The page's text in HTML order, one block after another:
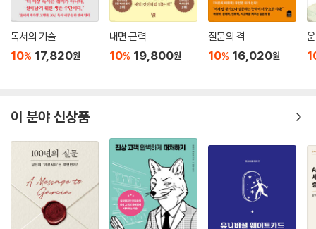
--- p.206
“통계적으로 한번 살펴보죠. 제 데이터에 따르면 누구나 인생에서 2~5번
요.” ‘퀀텀 점프’라는 표현에 관심이 갔다. 계단을 뛰어오르듯 한 번에 더 높
은 곳으로 올라갈 수 있다는 의미였다. 서윤을 다시 만나게 된 그 순간이 내
인생에 찾아온 퀀텀 점프는 아니었을까? “꼭 그 기회를 잡고 싶어요. 노트
쓰는 법을 자세하게 가르쳐주세요.” “문장은 단순한 것이 더 좋아요. ‘나는
가지고 있다(I have~)’로 지금 자신에게 있는 것을 적고 ‘나는 느낀다(I fe
el~)’로 자신의 감정을 표현하면 돼요. 그 뒤에 감사나 감탄의 표현을 덧붙
여도 멋지겠죠. 매일 쓰는 분들도 있지만 저는 한 주에 3, 4회 쓰는 것을 더
하는 것, 지금 이 순간을 사는 것 등. 두 사람의 대화를 통해 쉽게 배울 수 있
는 Having의 가르침은 현실적이고 지속가능한 변화를 일으키도록 돕는
다. 이 책을 먼저 읽은 해외 독자들의 리뷰가 그것을 뒷받침하고 있다.
aly)
“책이 안내하는 대로 따르기 시작한 뒤부터 삶에서 혼란이 줄어들었
다!”(Gertrude Kald, Germany)
돈에 대한 불안이 사라졌다. 돈 때문에 내 가치를 낮게 평가하는 일도 더 이
상은 없다. 마인드가 바뀌자 놀랍게도 예상치 못한 돈이 계속 들어오고 있
다!(Elisha Sander, Canada)
독서의 기술
10% 17,820원
내면 근력
10% 19,800원
질문의 격
10% 16,020원
이 분야 신상품